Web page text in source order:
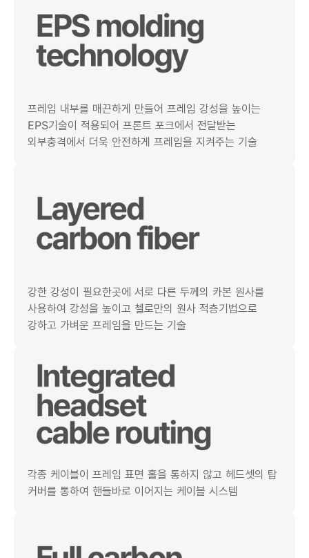
프레임 내부를 매끈하게 만들어 프레임 강성을 높이는
EPS기술이 적용되어 프론트 포크에서 전달받는
외부충격에서 더욱 안전하게 프레임을 지켜주는 기술
강한 강성이 필요한곳에 서로 다른 두께의 카본 원사를
사용하여 강성을 높이고 첼로만의 원사 적층기법으로
강하고 가벼운 프레임을 만드는 기술
각종 케이블이 프레임 표면 홀을 통하지 않고 헤드셋의 탑
커버를 통하여 핸들바로 이어지는 케이블 시스템